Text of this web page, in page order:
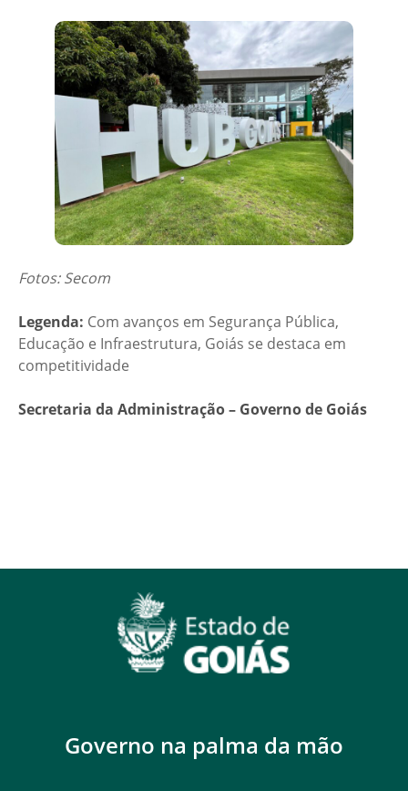
Fotos: Secom
Legenda: Com avanços em Segurança Pública,
Educação e Infraestrutura, Goiás se destaca em
competitividade
Secretaria da Administração – Governo de Goiás
Governo na palma da mão